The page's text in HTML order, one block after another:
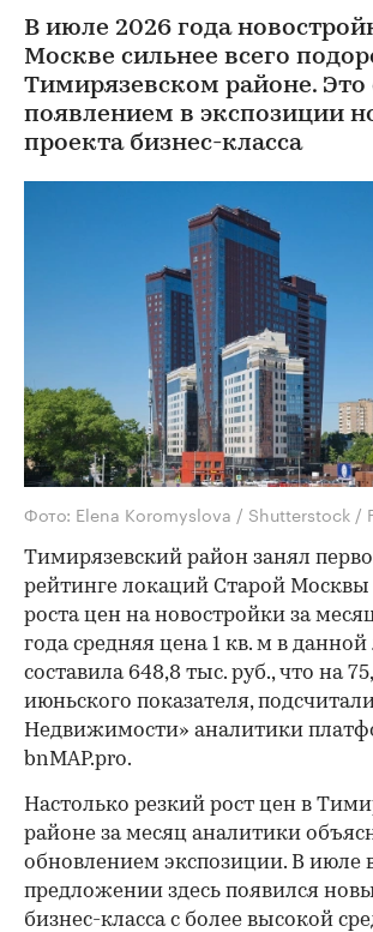
В июле 2026 года
Москве сильнее всего
Тимирязевском районе. Это
появлением в экспозиции
проекта бизнес-класса
Фото: Elena Koromyslova / Shutterstock /
Тимирязевский район занял
рейтинге локаций Старой
роста цен на новостройки за
года средняя цена 1 кв. м в
составила 648,8 тыс. руб., что на
июньского показателя,
Недвижимости» аналитики
bnMAP.pro.
Настолько резкий рост цен в
районе за месяц аналитики
обновлением экспозиции. В июле
предложении здесь появился
бизнес-класса с более высокой